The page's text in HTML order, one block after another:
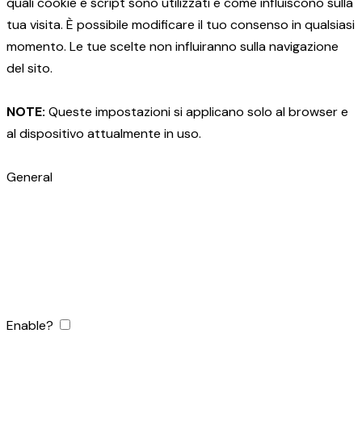
tua visita. È possibile modificare il tuo consenso in qualsiasi
momento. Le tue scelte non influiranno sulla navigazione
del sito.
NOTE: Queste impostazioni si applicano solo al browser e
al dispositivo attualmente in uso.
General
Enable?